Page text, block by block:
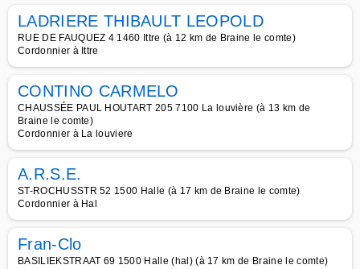
LADRIERE THIBAULT LEOPOLD
RUE DE FAUQUEZ 4 1460 Ittre (à 12 km de Braine le comte)
Cordonnier à Ittre
CONTINO CARMELO
CHAUSSÉE PAUL HOUTART 205 7100 La louvière (à 13 km de
Braine le comte)
Cordonnier à La louviere
A.R.S.E.
ST-ROCHUSSTR 52 1500 Halle (à 17 km de Braine le comte)
Cordonnier à Hal
Fran-Clo
BASILIEKSTRAAT 69 1500 Halle (hal) (à 17 km de Braine le comte)